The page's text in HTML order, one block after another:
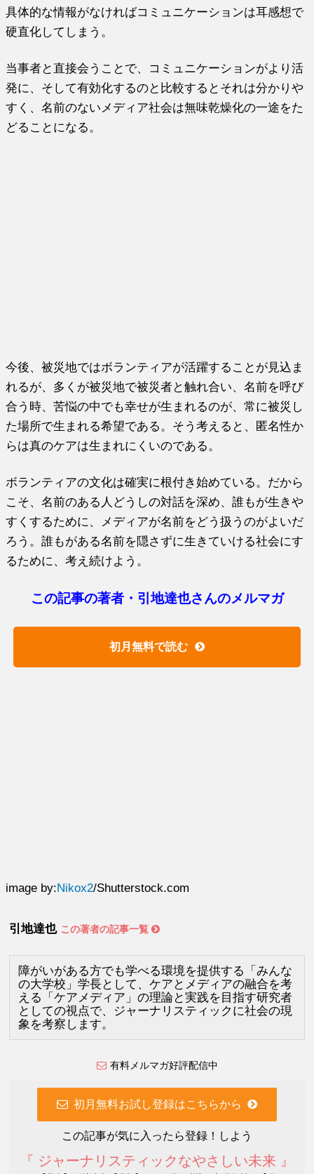
具体的な情報がなければコミュニケーションは耳感想で
硬直化してしまう。
当事者と直接会うことで、コミュニケーションがより活
発に、そして有効化するのと比較するとそれは分かりや
すく、名前のないメディア社会は無味乾燥化の一途をた
どることになる。
今後、被災地ではボランティアが活躍することが見込ま
れるが、多くが被災地で被災者と触れ合い、名前を呼び
合う時、苦悩の中でも幸せが生まれるのが、常に被災し
た場所で生まれる希望である。そう考えると、匿名性か
らは真のケアは生まれにくいのである。
ボランティアの文化は確実に根付き始めている。だから
こそ、名前のある人どうしの対話を深め、誰もが生きや
すくするために、メディアが名前をどう扱うのがよいだ
ろう。誰もがある名前を隠さずに生きていける社会にす
るために、考え続けよう。
この記事の著者・引地達也さんのメルマガ
初月無料で読む
image by:Nikox2/Shutterstock.com
引地達也 この著者の記事一覧
障がいがある方でも学べる環境を提供する「みんな
の大学校」学長として、ケアとメディアの融合を考
える「ケアメディア」の理論と実践を目指す研究者
としての視点で、ジャーナリスティックに社会の現
象を考察します。
有料メルマガ好評配信中
初月無料お試し登録はこちらから
この記事が気に入ったら登録！しよう
『 ジャーナリスティックなやさしい未来 』